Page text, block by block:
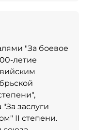
"За боевое
летие
заслуги
II степени.